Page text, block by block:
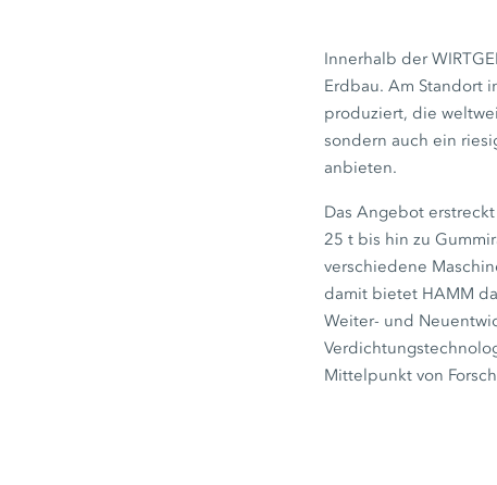
Innerhalb der
Erdbau. Am Standort
produziert, die
sondern auch ein
anbieten.
Das Angebot
25 t bis hin zu
verschiedene
damit bietet HAMM
Weiter- und
Mittelpunkt von